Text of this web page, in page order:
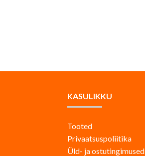
KASULIKKU
Tooted
Privaatsuspoliitika
Üld- ja ostutingimused